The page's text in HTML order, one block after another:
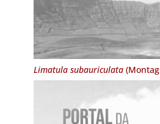
Limatula subauriculata